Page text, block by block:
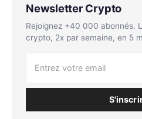
Newsletter Crypto
Rejoignez +40 000 abonnés.
crypto, 2x par semaine, en 5